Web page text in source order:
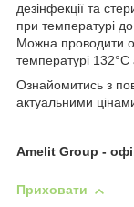
дезінфекції та
при температурі
Можна проводити
температурі
Ознайомитись з
актуальними
Amelit Group -
Приховати